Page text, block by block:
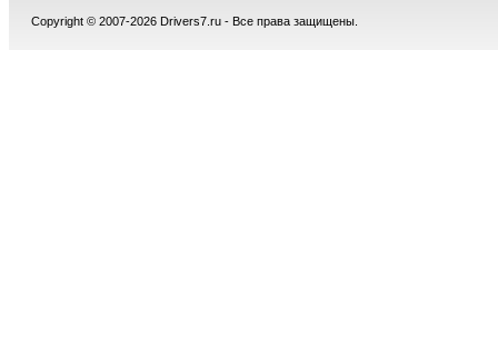
Copyright © 2007-2026 Drivers7.ru - Все права защищены.